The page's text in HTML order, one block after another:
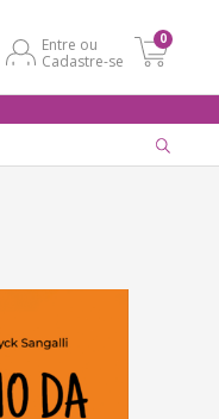
Entre ou
Cadastre-se
0